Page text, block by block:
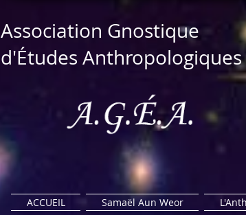
​Association Gnostique​
d'Études Anthropologiques
ACCUEIL Samaël Aun Weor